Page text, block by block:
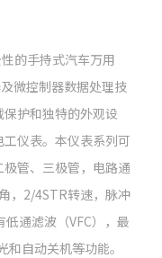
的手持式汽车万用
微控制器数据处理技
护和独特的外观设
仪表。本仪表系列可
管、三极管，电路通
，2/4STR转速，脉冲
通滤波（VFC），最
自动关机等功能。